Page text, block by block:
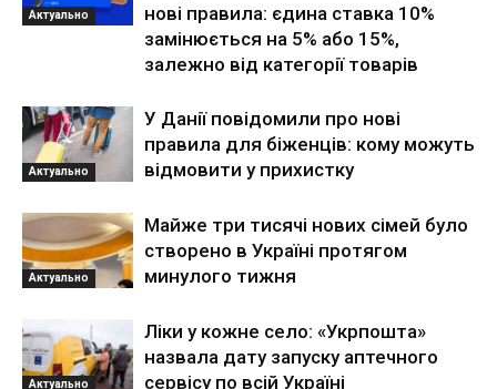
Актуально
нові правила: єдина ставка 10%
замінюється на 5% або 15%,
залежно від категорії товарів
Актуально
У Данії повідомили про нові
правила для біженців: кому можуть
відмовити у прихистку
Актуально
Майже три тисячі нових сімей було
створено в Україні протягом
минулого тижня
Актуально
Ліки у кожне село: «Укрпошта»
назвала дату запуску аптечного
сервісу по всій Україні